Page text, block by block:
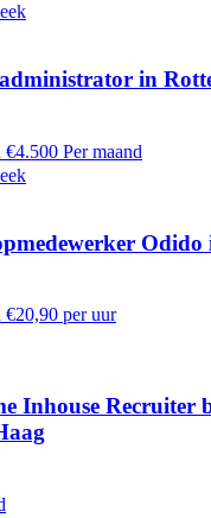
in
Per maand
Odido
€20,90 per uur
Inhouse Recruiter